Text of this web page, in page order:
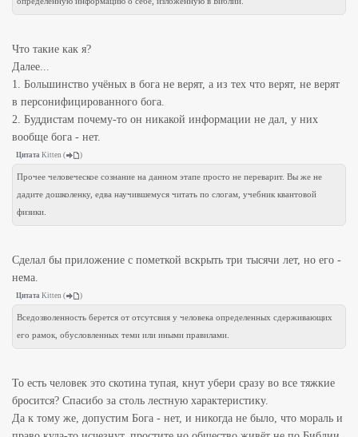
Что такие как я?
Далее...
1. Большинство учёных в бога не верят, а из тех что верят, не верят
в персонифицированного бога.
2. Буддистам почему-то он никакой информации не дал, у них
вообще бога - нет.
Цитата Kitten ( )
Прочее человеческое сознание на данном этапе просто не переварит. Вы же не
дадите дошколенку, едва научившемуся читать по слогам, учебник квантовой
физики.
Сделал бы приложение с пометкой вскрыть три тысячи лет, но его -
нема.
Цитата Kitten ( )
Вседозволенность берется от отсутсвия у человека определенных сдерживающих
его рамок, обусловленных теми или иными правилами.
То есть человек это скотина тупая, кнут убери сразу во все тяжкие
бросится? Спасибо за столь лестную характеристику.
Да к тому же, допустим Бога - нет, и никогда не было, что мораль и